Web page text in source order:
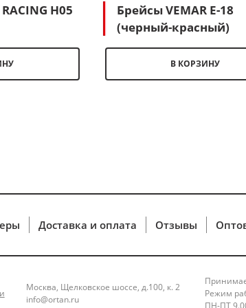
H05
Брейсы VEMAR E-18
(черный-красный)
В КОРЗИНУ
Доставка и оплата Отзывы
Москва, Щелковское шоссе, д.100, к. 2
info@ortan.ru
Режим
ПН-ПТ